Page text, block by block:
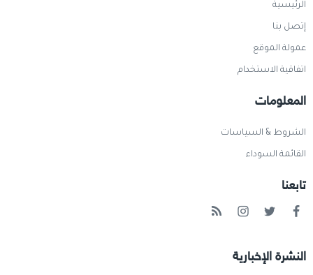
الرئيسية
إتصل بنا
عمولة الموقع
اتفاقية الاستخدام
المعلومات
الشروط & السياسات
القائمة السوداء
تابعنا
النشرة الإخبارية